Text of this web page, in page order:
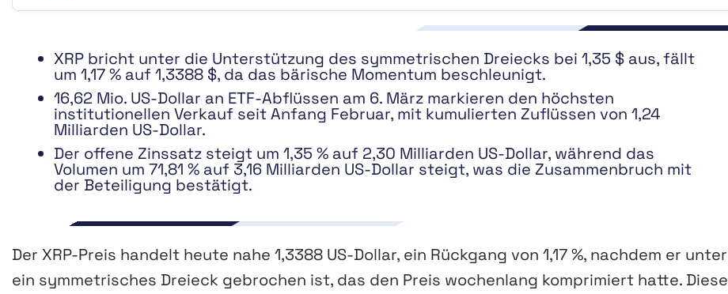
XRP bricht unter die Unterstützung des symmetrischen Dreiecks bei 1,35 $ aus, fällt
um 1,17 % auf 1,3388 $, da das bärische Momentum beschleunigt.
16,62 Mio. US-Dollar an ETF-Abflüssen am 6. März markieren den höchsten
institutionellen Verkauf seit Anfang Februar, mit kumulierten Zuflüssen von 1,24
Milliarden US-Dollar.
Der offene Zinssatz steigt um 1,35 % auf 2,30 Milliarden US-Dollar, während das
Volumen um 71,81 % auf 3,16 Milliarden US-Dollar steigt, was die Zusammenbruch mit
der Beteiligung bestätigt.
Der XRP-Preis handelt heute nahe 1,3388 US-Dollar, ein Rückgang von 1,17 %, nachdem er unter
ein symmetrisches Dreieck gebrochen ist, das den Preis wochenlang komprimiert hatte. Diese